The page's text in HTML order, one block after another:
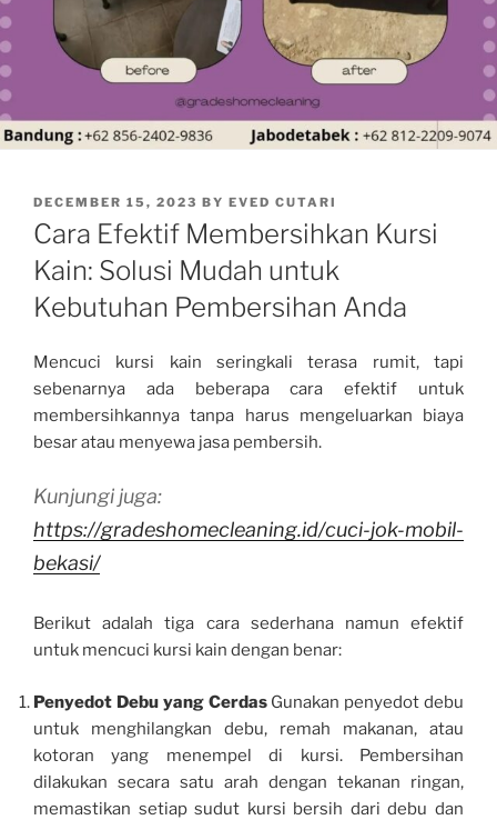
POSTED
ON
DECEMBER 15, 2023 BY EVED CUTARI
Cara Efektif Membersihkan Kursi
Kain: Solusi Mudah untuk
Kebutuhan Pembersihan Anda
Mencuci kursi kain seringkali terasa rumit, tapi
sebenarnya ada beberapa cara efektif untuk
membersihkannya tanpa harus mengeluarkan biaya
besar atau menyewa jasa pembersih.
Kunjungi juga:
https://gradeshomecleaning.id/cuci-jok-mobil-
bekasi/
Berikut adalah tiga cara sederhana namun efektif
untuk mencuci kursi kain dengan benar:
Penyedot Debu yang CerdasGunakan penyedot debu
untuk menghilangkan debu, remah makanan, atau
kotoran yang menempel di kursi. Pembersihan
dilakukan secara satu arah dengan tekanan ringan,
memastikan setiap sudut kursi bersih dari debu dan